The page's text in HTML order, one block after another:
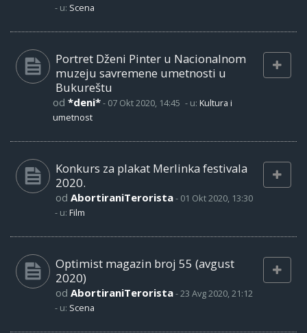
- u: Scena
Portret Dženi Pinter u Nacionalnom
muzeju savremene umetnosti u
Bukureštu
od *deni*- 07 Okt 2020, 14:45 - u: Kultura i
umetnost
Konkurs za plakat Merlinka festivala
2020.
od AbortiraniTerorista- 01 Okt 2020, 13:30
- u: Film
Optimist magazin broj 55 (avgust
2020)
od AbortiraniTerorista-23 Avg 2020, 21:12
- u: Scena